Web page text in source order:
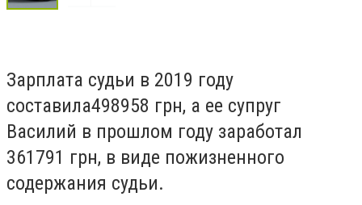
Зарплата судьи в 2019 году
составила498958 грн, а ее супруг
Василий в прошлом году заработал
361791 грн, в виде пожизненного
содержания судьи.